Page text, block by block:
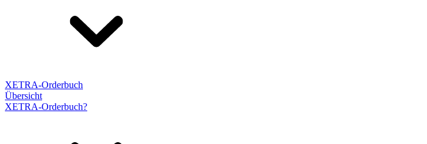
XETRA-Orderbuch
Übersicht
XETRA-Orderbuch?